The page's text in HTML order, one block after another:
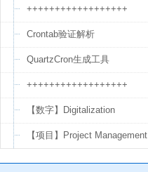
++++++++++++++++++
Crontab验证解析
QuartzCron生成工具
++++++++++++++++++
【数字】Digitalization
【项目】Project Management